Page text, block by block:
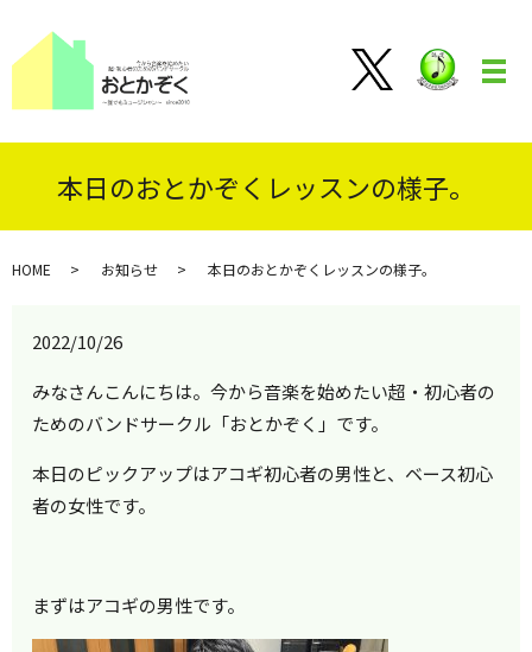
メ
本日のおとかぞくレッスンの様子。
HOME お知らせ 本日のおとかぞくレッスンの様子。
2022/10/26
みなさんこんにちは。今から音楽を始めたい超・初心者の
ためのバンドサークル「おとかぞく」です。
本日のピックアップはアコギ初心者の男性と、ベース初心
者の女性です。
まずはアコギの男性です。